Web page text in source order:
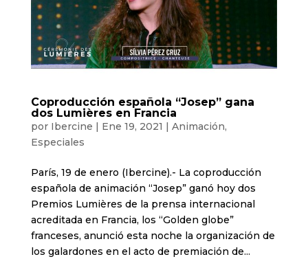
Coproducción española “Josep” gana
dos Lumières en Francia
por Ibercine | Ene 19, 2021 | Animación,
Especiales
París, 19 de enero (Ibercine).- La coproducción
española de animación “Josep” ganó hoy dos
Premios Lumières de la prensa internacional
acreditada en Francia, los “Golden globe”
franceses, anunció esta noche la organización de
los galardones en el acto de premiación de...